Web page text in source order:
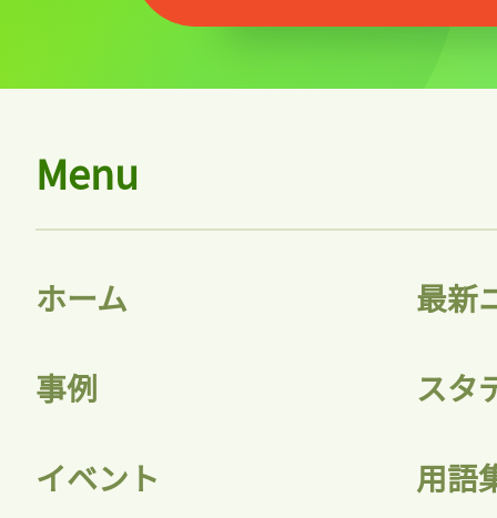
Menu
ホーム 最新
事例 スタ
イベント 用語